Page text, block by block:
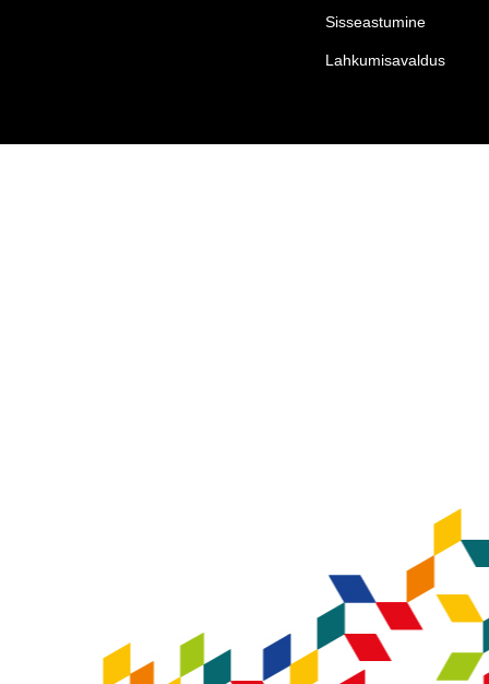
Sisseastumine
Lahkumisavaldus